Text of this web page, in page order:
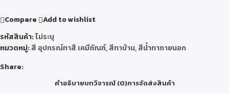
Compare
Add to wishlist
รหัสสินค้า:ไม่ระบุ
หมวดหมู่:สี อุปกรณ์ทาสี เคมีภัณฑ์,สีทาบ้าน,สีน้ำทาภายนอก
Share:
คำอธิบายบทวิจารณ์ (0)การจัดส่งสินค้า